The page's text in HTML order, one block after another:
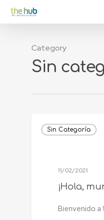
Category
Sin
Sin Categoría
11/02/2021
¡Hola,
Bienvenido a